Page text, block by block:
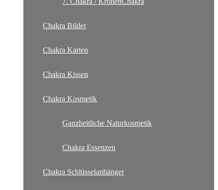
Chakra Bilder
Chakra Karten
Chakra Kissen
Chakra Kosmetik
Ganzheitliche Naturkosmetik
Chakra Essenzen
Chakra Schlüsselanhänger